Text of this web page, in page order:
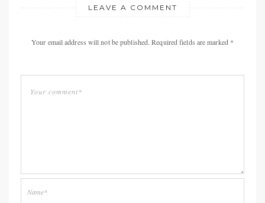
LEAVE A COMMENT
Your email address will not be published. Required fields are marked *